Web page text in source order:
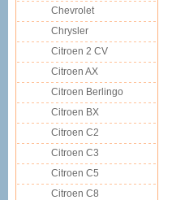
Chevrolet
Chrysler
Citroen 2 CV
Citroen AX
Citroen Berlingo
Citroen BX
Citroen C2
Citroen C3
Citroen C5
Citroen C8